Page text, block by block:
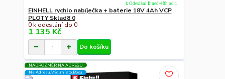
EINHELL rychlo nabíječka + baterie 18V 4Ah VCP
PLOTY Sklad8 0
0 k odeslání do 0
1 135 Kč
k Odeslání Ihned-48h od 1
Do košíku
NADROZMĚR NA ADRESU
Na Adresu,Výd.místo,Boxu